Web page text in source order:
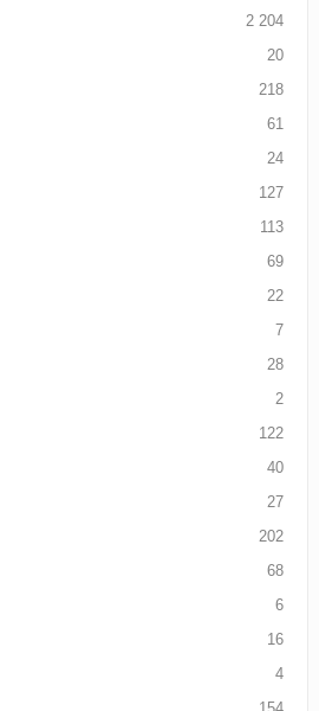
2 204
20
218
61
24
127
113
69
22
7
28
2
122
40
27
202
68
6
16
4